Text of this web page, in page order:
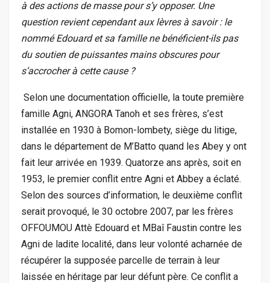
à des actions de masse pour s’y opposer. Une
question revient cependant aux lèvres à savoir : le
nommé Edouard et sa famille ne bénéficient-ils pas
du soutien de puissantes mains obscures pour
s’accrocher à cette cause ?
Selon une documentation officielle, la toute première
famille Agni, ANGORA Tanoh et ses frères, s’est
installée en 1930 à Bomon-lombety, siège du litige,
dans le département de M’Batto quand les Abey y ont
fait leur arrivée en 1939. Quatorze ans après, soit en
1953, le premier conflit entre Agni et Abbey a éclaté.
Selon des sources d’information, le deuxième conflit
serait provoqué, le 30 octobre 2007, par les frères
OFFOUMOU Attè Edouard et MBaî Faustin contre les
Agni de ladite localité, dans leur volonté acharnée de
récupérer la supposée parcelle de terrain à leur
laissée en héritage par leur défunt père. Ce conflit a